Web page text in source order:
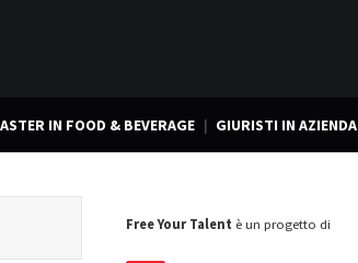
IN FOOD & BEVERAGE GIURISTI IN AZIENDA
Free Your Talent è un progetto di